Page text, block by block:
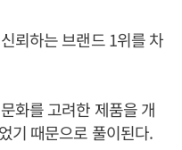
뢰하는 브랜드 1위를 차
화를 고려한 제품을 개
기 때문으로 풀이된다.